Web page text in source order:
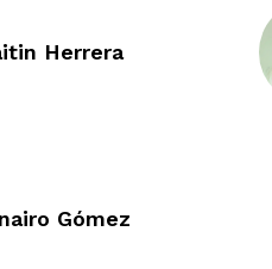
Herrera
Gómez